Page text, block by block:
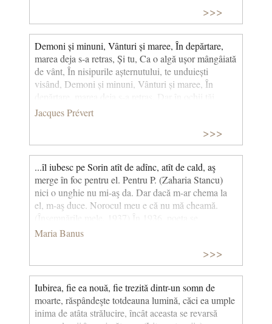
>>>
Demoni și minuni, Vânturi și maree, În depărtare,
marea deja s-a retras, Și tu, Ca o algă ușor mângâiată
de vânt, În nisipurile așternutului, te unduiești
visând, Demoni și minuni, Vânturi și maree, În
depărtare, marea deja s-a retras, Dar în ochii tăi
întredeschiși, Două valuri mici au rămas, Demoni și
minuni, Vânturi și maree, Două valuri mici pentru a
mă îneca. (Nisipuri mișcătoare) © CCC Démons et
Merveilles Démons et merveilles, vents et marées, au
loin déjà la mer s'est retirée, et toi comme une algue,
doucement caressée par le vent, dans les sables du lit,
tu remues en rêvant. Démons et merveilles, vents et
marées, au loin déjà la mer s'est retirée, mais dans tes
yeux entr'ouverts, deux petites vagues sont restées.
vagues pour me noyer.
Jacques Prévert
>>>
...îl iubesc pe Sorin atît de adînc, atît de cald, aş
merge în foc pentru el. Pentru P. (Zaharia Stancu)
nici o unghie nu mi-aş da. Dar dacă m-ar chema la
el, m-aş duce. Norocul meu e că nu mă cheamă.
(Însemnările mele, 1937) În 1936, poeta se
căsătoreşte cu inginerul Sorin Ebner. Are ocazia de a
bucureştean, pe şantierele pe care le conduce soţul
ei, la Braşov, Zărneşti, Mărgineanca, Petroşani etc.,
să facă cunoştinţă cu alte medii sociale.
Maria Banus
>>>
Iubirea, fie ea nouă, fie trezită dintr­-un somn de
moarte, răspândeşte totdeauna lumină, căci ea umple
inima de atâta strălucire, încât aceasta se revarsă